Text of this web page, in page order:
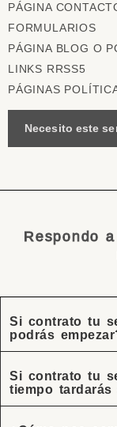
PÁGINA
FORMULARIOS
PÁGINA BLOG O
LINKS RRSS5
PÁGINAS
Necesito este
Respondo
Si contrato tu
podrás
Si contrato tu
tiempo